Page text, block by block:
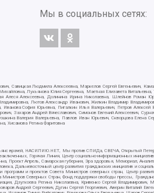
Мы в социальных сетях:
Савицкая Людмила Алексеевна, Маркелов Сергей Евгеньевич,
Лукьянова Юлия Сергеевна, Маетная Елизавета
Алексеевна, Долинина Ирина Николаевна, Шлейнов Роман
Лютов Александр Иванович, Жилкин Владимир
София Юрьевна, Пигалкин Илья Валерьевич, Петров
Андрей Вячеславович, Симонов Евгений Алексеевич,
Валерия Валерьевна, Павлов Иван Юрьевич, Скворцова Елена
Хисамова Регина Фаритовна
врачей, НАСИЛИЮ.НЕТ, Мы против СПИДа, СВЕЧА, Открытый
Горячая Линия, Центр социально-информационных
Проект Апрель, Самарская губерния, Эра здоровья, Мемориал,
Дальневосточный центр развития гражданских инициатив и
и проектов Совета Министров северных стран, Центр
Северных Стран, Фонд поддержки свободы прессы,
Дзугкоева Регина Николаевна, Кривенко Сергей
Андрей Сергеевич, Дугин Сергей Георгиевич, Аверин Виталий